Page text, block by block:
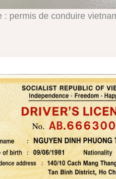
: permis de conduire